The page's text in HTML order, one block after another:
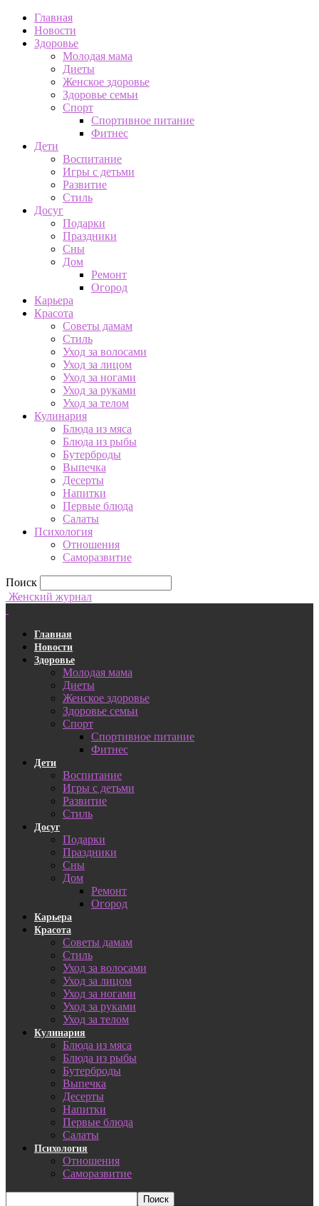
Главная
Новости
Здоровье
Молодая мама
Диеты
Женское здоровье
Здоровье семьи
Спорт
Спортивное питание
Фитнес
Дети
Воспитание
Игры с детьми
Развитие
Стиль
Досуг
Подарки
Праздники
Сны
Дом
Ремонт
Огород
Карьера
Красота
Советы дамам
Стиль
Уход за волосами
Уход за лицом
Уход за ногами
Уход за руками
Уход за телом
Кулинария
Блюда из мяса
Блюда из рыбы
Бутерброды
Выпечка
Десерты
Напитки
Первые блюда
Салаты
Психология
Отношения
Саморазвитие
Поиск
Женский журнал
Главная
Новости
Здоровье
Молодая мама
Диеты
Женское здоровье
Здоровье семьи
Спорт
Спортивное питание
Фитнес
Дети
Воспитание
Игры с детьми
Развитие
Стиль
Досуг
Подарки
Праздники
Сны
Дом
Ремонт
Огород
Карьера
Красота
Советы дамам
Стиль
Уход за волосами
Уход за лицом
Уход за ногами
Уход за руками
Уход за телом
Кулинария
Блюда из мяса
Блюда из рыбы
Бутерброды
Выпечка
Десерты
Напитки
Первые блюда
Салаты
Психология
Отношения
Саморазвитие